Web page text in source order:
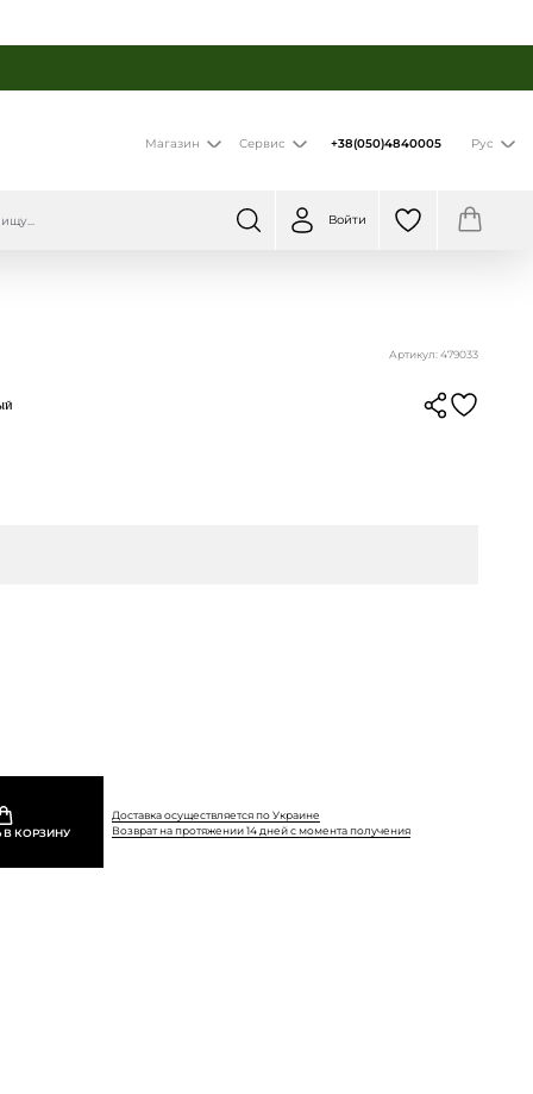
Магазин Сервис +38(050)4840005 Рус
Войти
Артикул: 479033
КОРЗИНУ
Доставка осуществляется по Украине
Возврат на протяжении 14 дней с момента получения